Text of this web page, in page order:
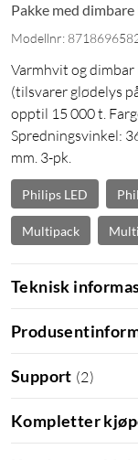
Pakke med
Modellnr:
Varmhvit og
(tilsvarer glødelys
opptil 15 000 t.
Spredningsvinkel:
mm. 3-pk.
Philips LED
Multipack
Teknisk
Support (2)
Kompletter